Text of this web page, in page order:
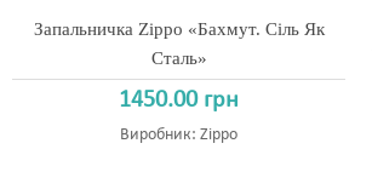
Запальничка Zippo «Бахмут. Сіль Як
Сталь»
1450.00 грн
Виробник:Zippo